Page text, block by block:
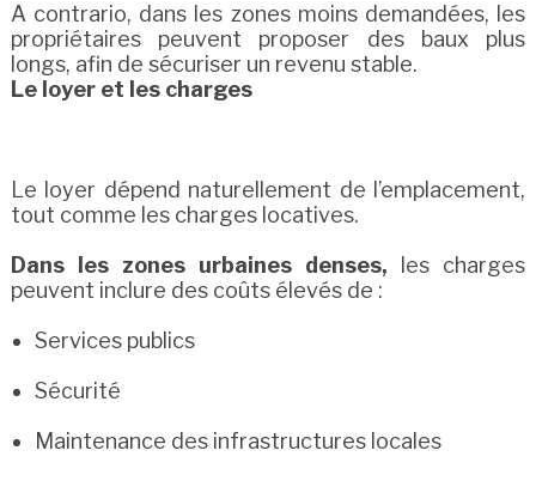
A contrario, dans les zones moins demandées, les
propriétaires peuvent proposer des baux plus
longs, afin de sécuriser un revenu stable.
Le loyer et les charges
Le loyer dépend naturellement de l’emplacement,
tout comme les charges locatives.
Dans les zones urbaines denses, les charges
peuvent inclure des coûts élevés de :
Services publics
Sécurité
Maintenance des infrastructures locales